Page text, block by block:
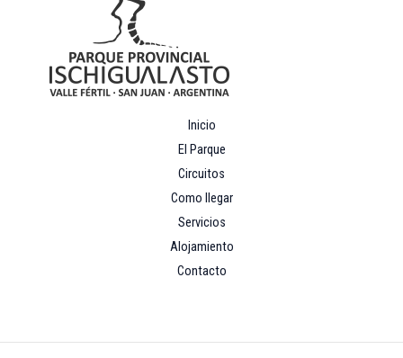
Inicio
El Parque
Circuitos
Como llegar
Servicios
Alojamiento
Contacto